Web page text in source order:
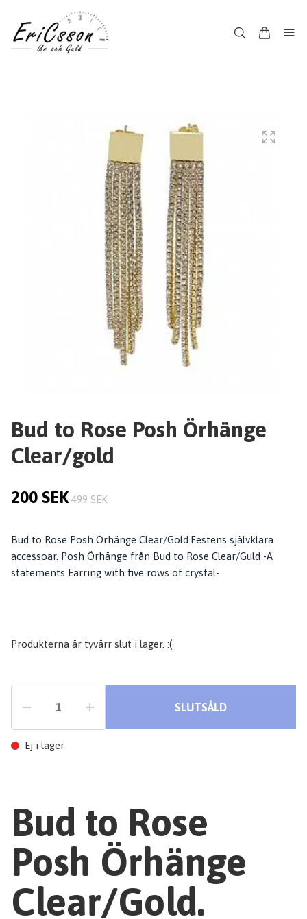
Bud to Rose Posh Örhänge
Clear/gold
200 SEK 499 SEK
Bud to Rose Posh Örhänge Clear/Gold.Festens självklara
accessoar. Posh Örhänge från Bud to Rose Clear/Guld -A
statements Earring with five rows of crystal-
Produkterna är tyvärr slut i lager. :(
SLUTSÅLD
Ej i lager
Bud to Rose
Posh Örhänge
Clear/Gold.